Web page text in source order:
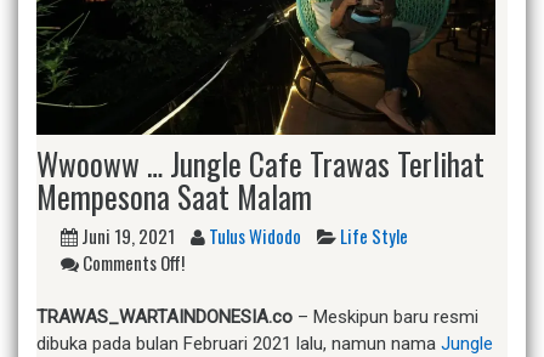
Wwooww … Jungle Cafe Trawas Terlihat
Mempesona Saat Malam
Juni 19, 2021 Tulus Widodo
Life Style
Comments Off!
TRAWAS_WARTAINDONESIA.co – Meskipun baru resmi
dibuka pada bulan Februari 2021 lalu, namun nama Jungle